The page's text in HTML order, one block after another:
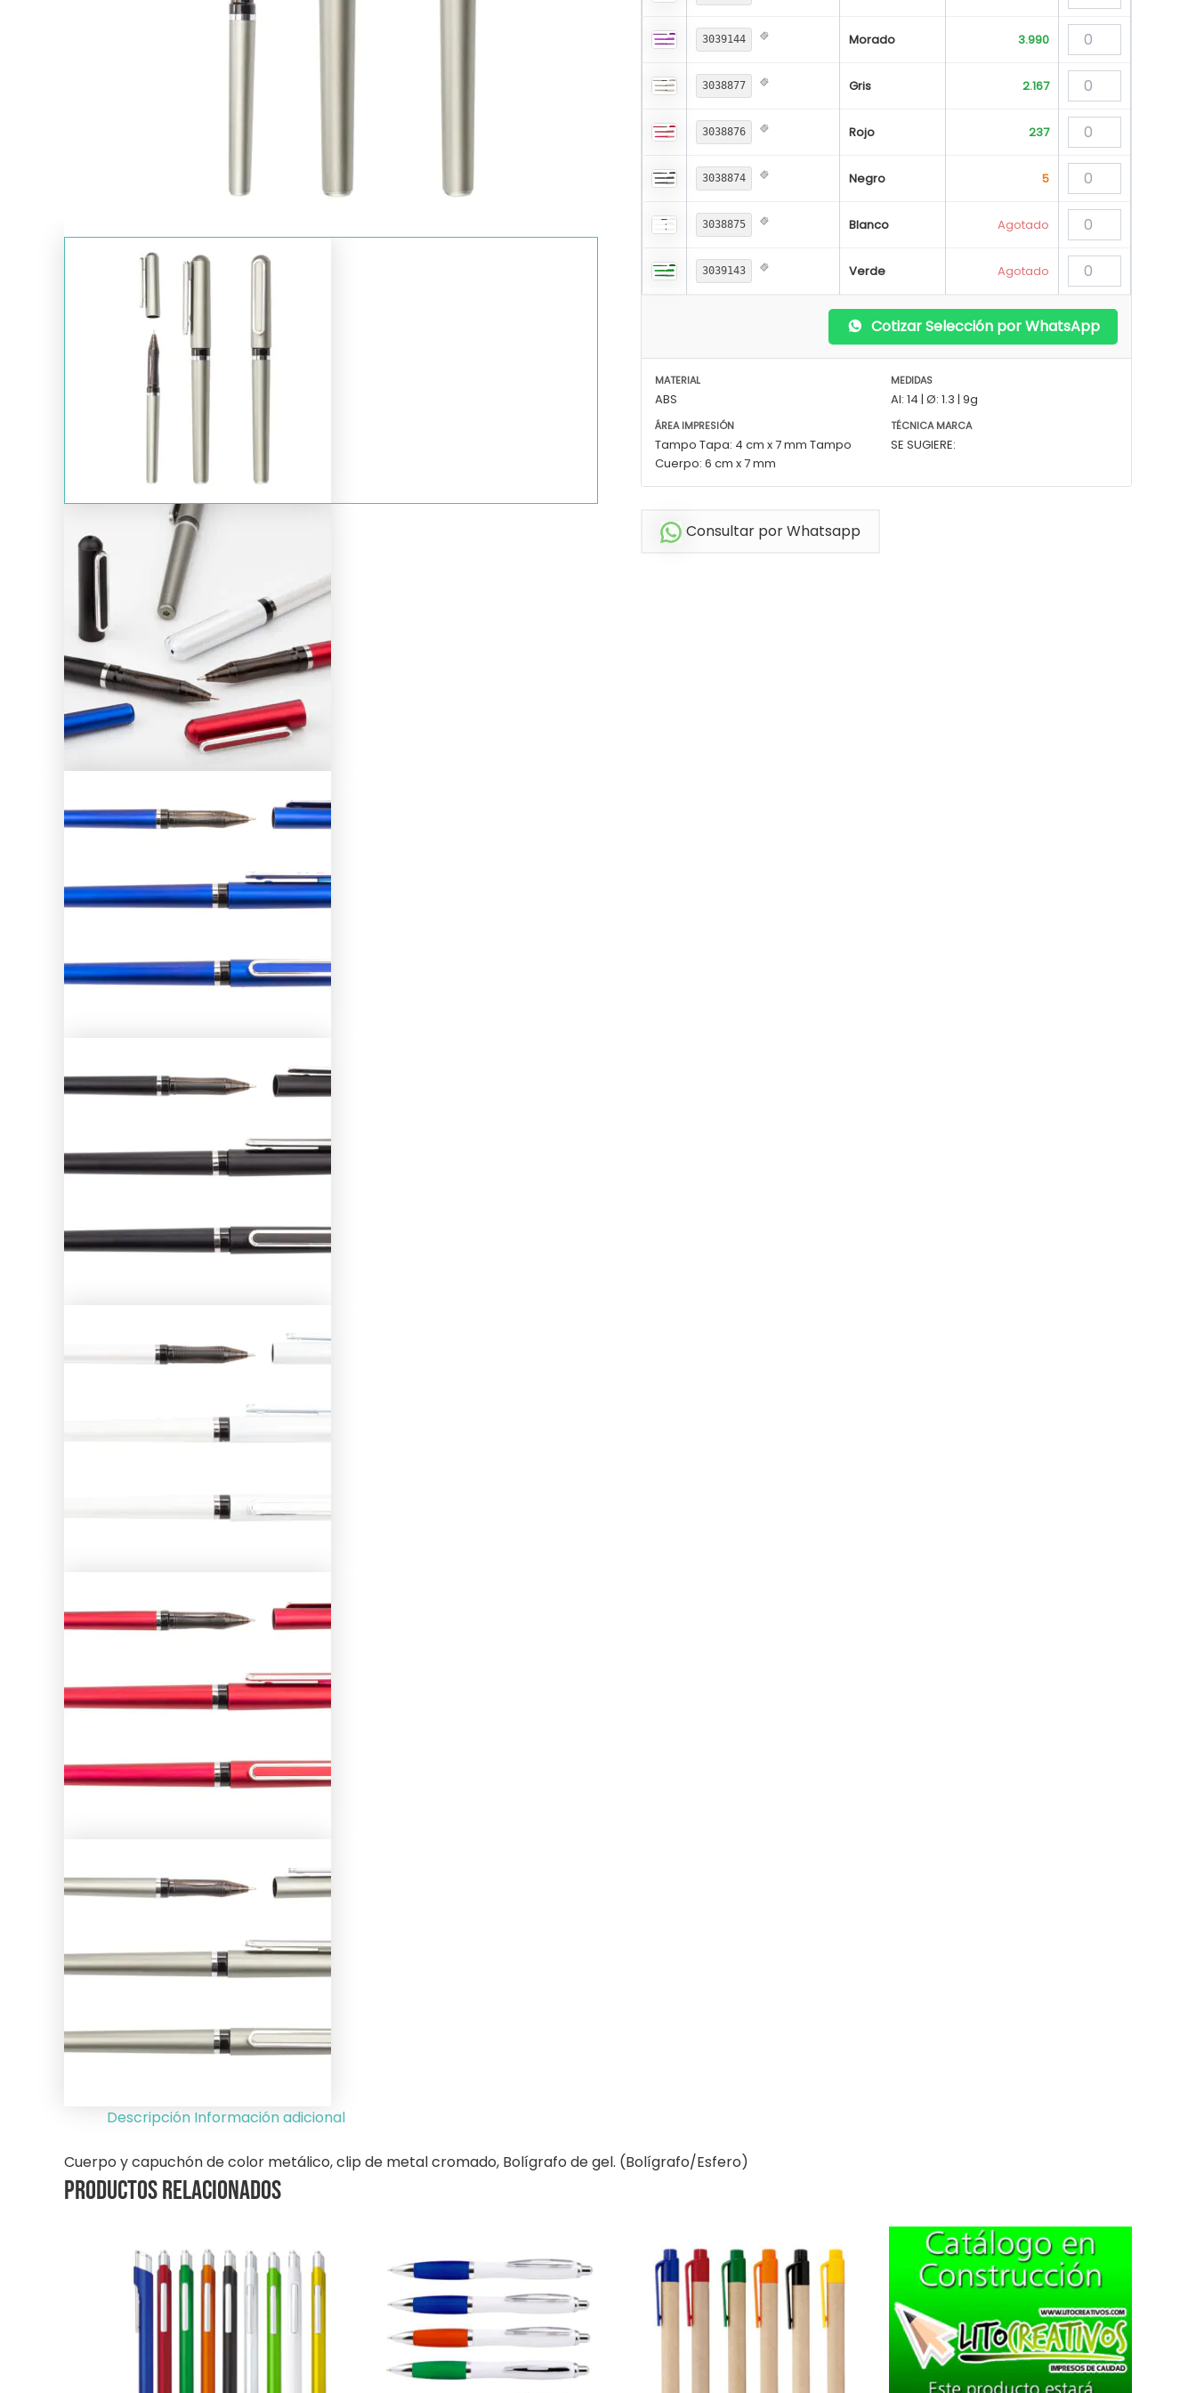
3039144 Morado 3.990
3038877 Gris 2.167
3038876 Rojo 237
3038874 Negro 5
3038875 Blanco Agotado
3039143 Verde Agotado
Cotizar Selección por WhatsApp
MATERIAL
ABS
MEDIDAS
Al: 14 | Ø: 1.3 | 9g
ÁREA IMPRESIÓN
Tampo Tapa: 4 cm x 7 mm Tampo
Cuerpo: 6 cm x 7 mm
TÉCNICA MARCA
SE SUGIERE:
Consultar por Whatsapp
Descripción Información adicional
Cuerpo y capuchón de color metálico, clip de metal cromado, Bolígrafo de gel. (Bolígrafo/Esfero)
Productos relacionados
producto
tiene
múltiples
variantes.
producto
tiene
múltiples
variantes.
opciones
producto
tiene
múltiples
variantes.